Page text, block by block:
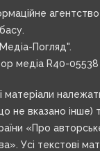
Погляд".
медіа R40-05538
матеріали
не вказано інше)
«Про
Усі текстові